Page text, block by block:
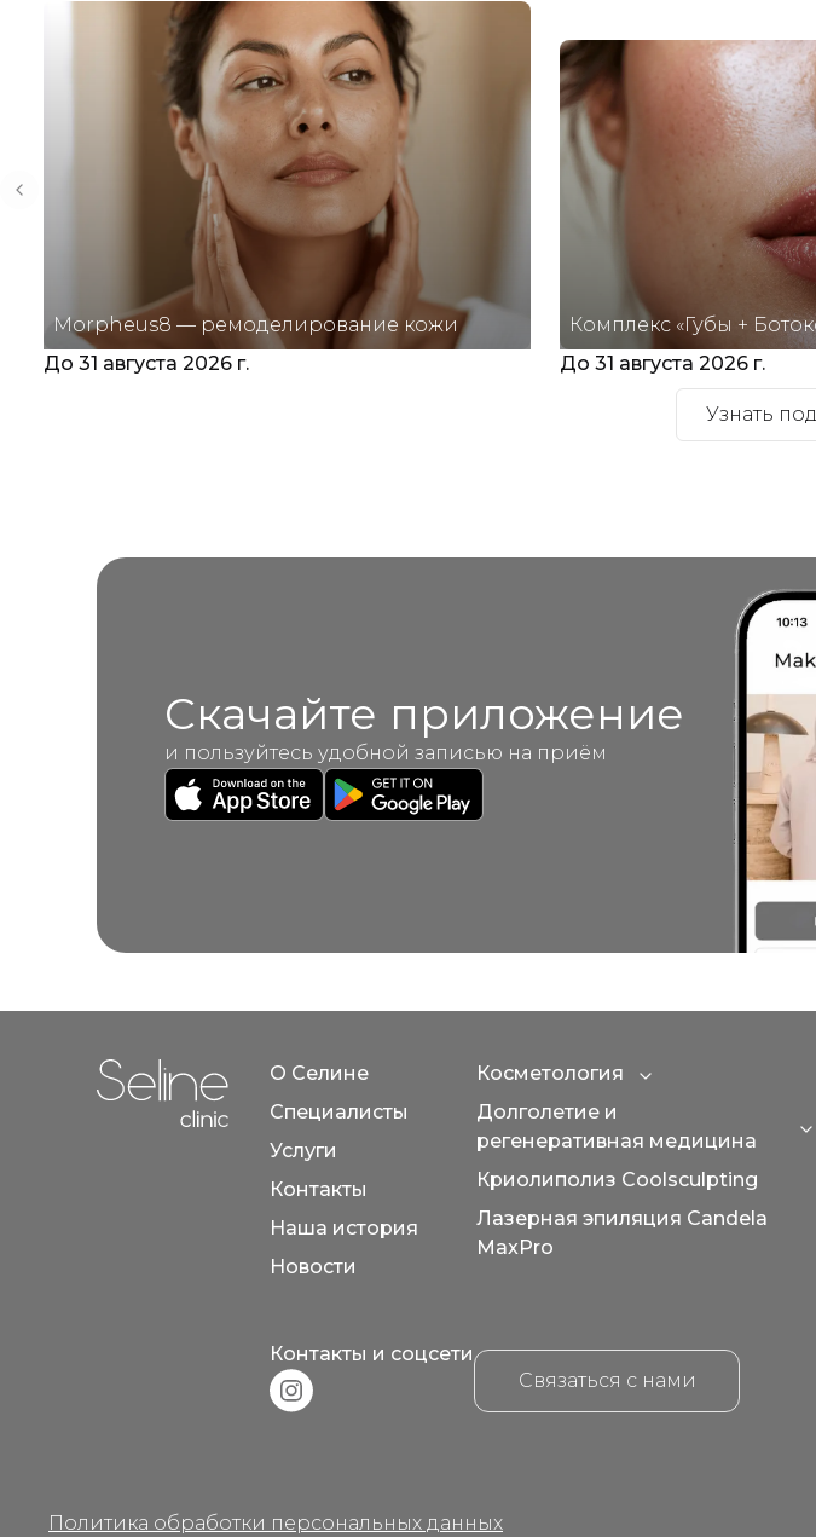
Morpheus8 — ремоделирование кожи
До 31 августа 2026 г.
Комплекс «Губы +
До 31 августа 2026 г.
Previous slide
Узнать
Скачайте приложение
и пользуйтесь удобной записью на приём
Home link in footer
О Селине
Специалисты
Услуги
Контакты
Наша история
Новости
Косметология
Expand category
Долголетие и
регенеративная медицина
Криолиполиз Coolsculpting
Лазерная эпиляция Candela
MaxPro
Контакты и соцсети
Связаться с нами
Политика обработки персональных данных